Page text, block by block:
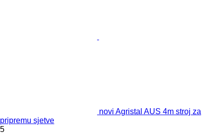
novi Agristal AUS 4m stroj za
pripremu sjetve
5